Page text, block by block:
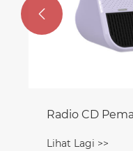
Radio CD
Lihat Lagi >>
